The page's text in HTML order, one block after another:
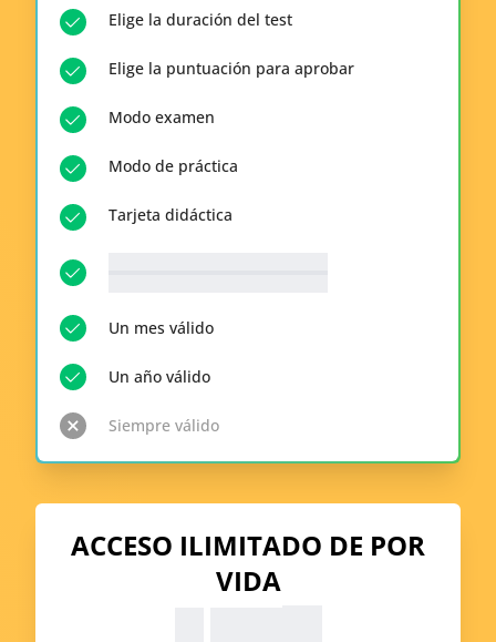
Elige la duración del test
Elige la puntuación para aprobar
Modo examen
Modo de práctica
Tarjeta didáctica
Un mes válido
Un año válido
Siempre válido
ACCESO ILIMITADO DE POR
VIDA